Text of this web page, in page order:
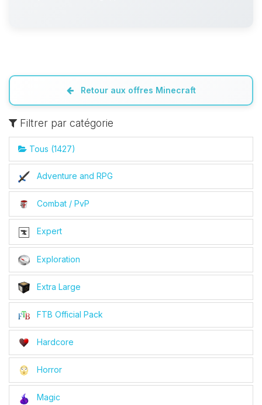
Retour aux offres Minecraft
Filtrer par catégorie
Tous (1427)
Adventure and RPG
Combat / PvP
Expert
Exploration
Extra Large
FTB Official Pack
Hardcore
Horror
Magic